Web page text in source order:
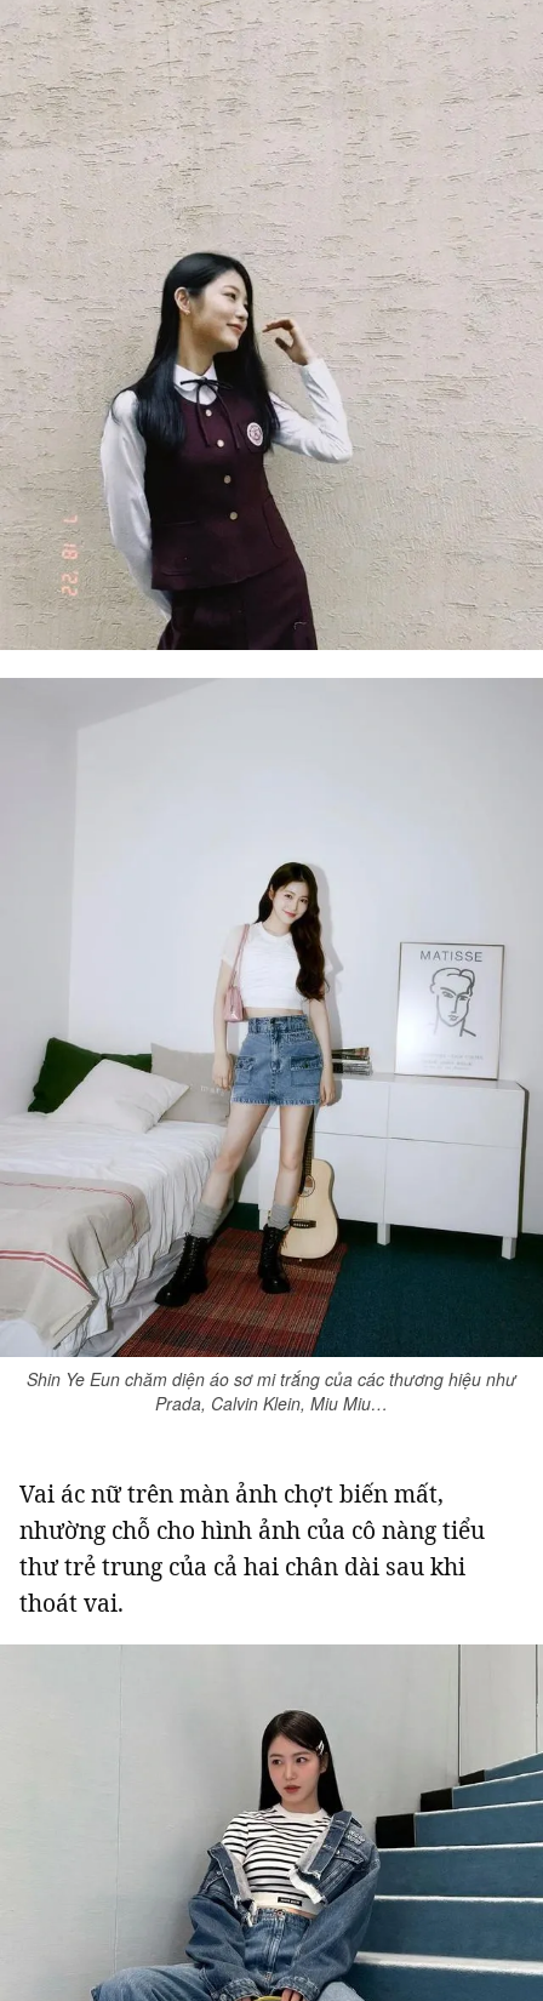
Shin Ye Eun chăm diện áo sơ mi trắng của các thương hiệu như
Prada, Calvin Klein, Miu Miu…
Vai ác nữ trên màn ảnh chợt biến mất,
nhường chỗ cho hình ảnh của cô nàng tiểu
thư trẻ trung của cả hai chân dài sau khi
thoát vai.